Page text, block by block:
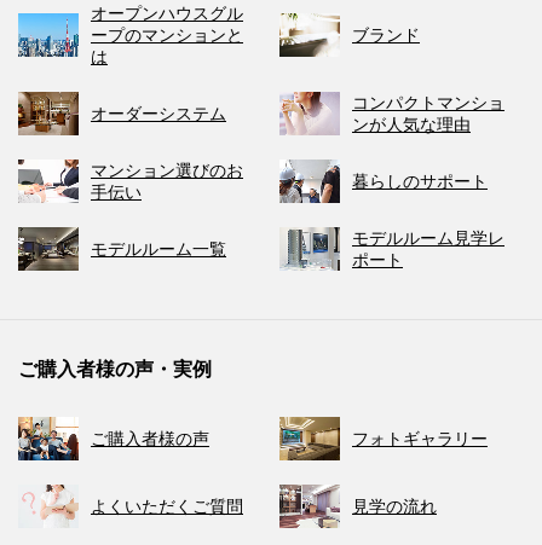
オープンハウスグル
ープのマンションと
は
ブランド
オーダーシステム
コンパクトマンショ
ンが人気な理由
マンション選びのお
手伝い
暮らしのサポート
モデルルーム一覧
モデルルーム見学レ
ポート
ご購入者様の声・実例
ご購入者様の声 フォトギャラリー
よくいただくご質問 見学の流れ